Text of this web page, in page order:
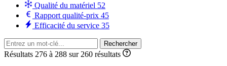
Qualité du matériel 52
Rapport qualité-prix 45
Efficacité du service 35
Rechercher
Résultats 276 à 288 sur 260 résultats